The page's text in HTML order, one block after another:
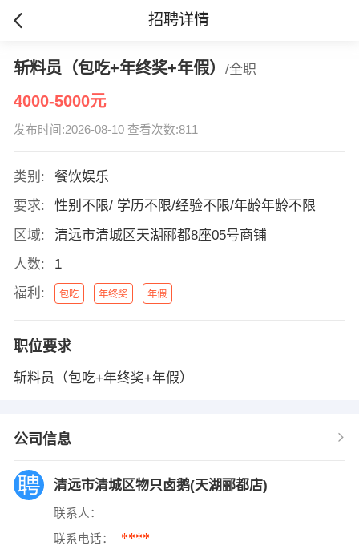
招聘详情
斩料员（包吃+年终奖+年假） /全职
4000-5000元
发布时间:2026-08-10 查看次数:811
类别:
餐饮娱乐
要求:
性别不限/ 学历不限/经验不限/年龄年龄不限
区域:
清远市清城区天湖郦都8座05号商铺
人数:
1
福利:
包吃 年终奖 年假
职位要求
斩料员（包吃+年终奖+年假）
公司信息
清远市清城区物只卤鹅(天湖郦都店)
联系人：
联系电话： ****